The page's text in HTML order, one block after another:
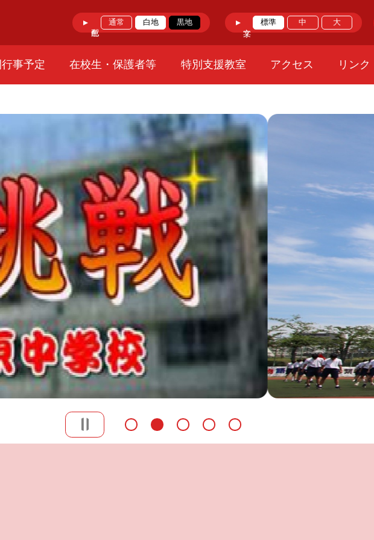
通常 白地 黒地 標準 中 大
事予定 在校生・保護者等 特別支援教室 アクセス リンク